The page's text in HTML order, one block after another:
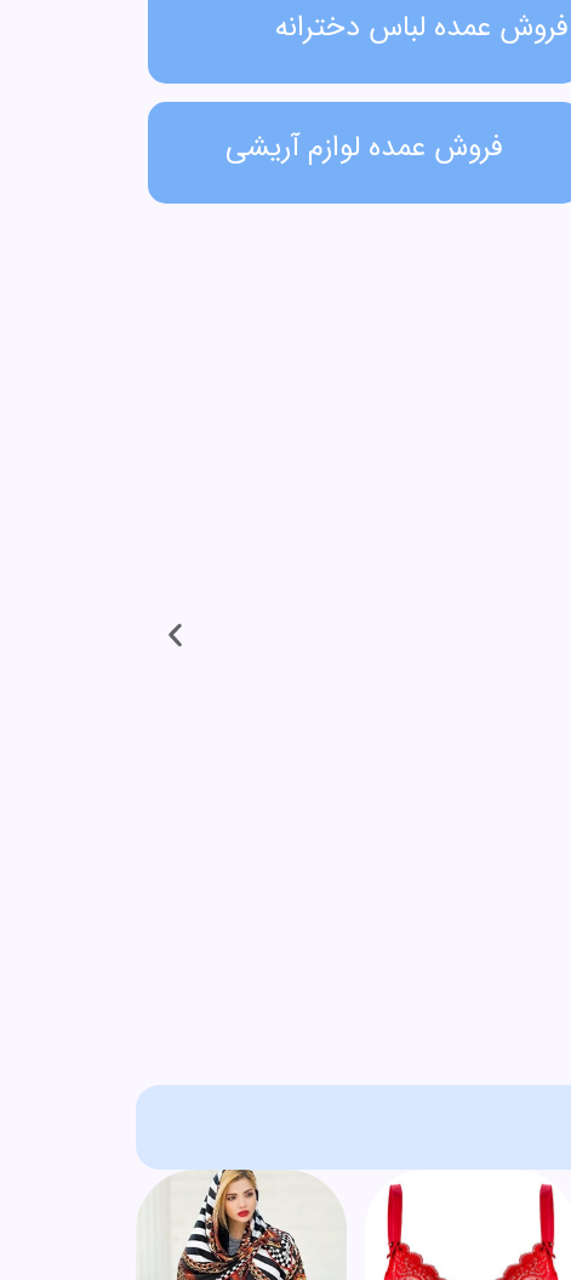
فروش عمده لباس دخترانه​
فروش عمده لوازم آریشی